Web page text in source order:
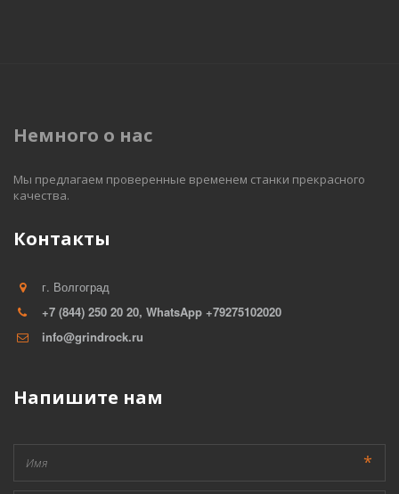
Немного о нас
Мы предлагаем проверенные временем станки прекрасного
качества.
Контакты
г. Волгоград
+7 (844) 250 20 20, WhatsApp +79275102020
info@grindrock.ru
Напишите нам
*